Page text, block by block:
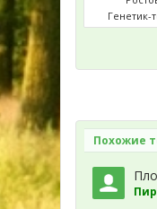
Генетик-
Похожие